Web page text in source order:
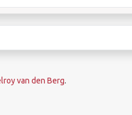
van den Berg.